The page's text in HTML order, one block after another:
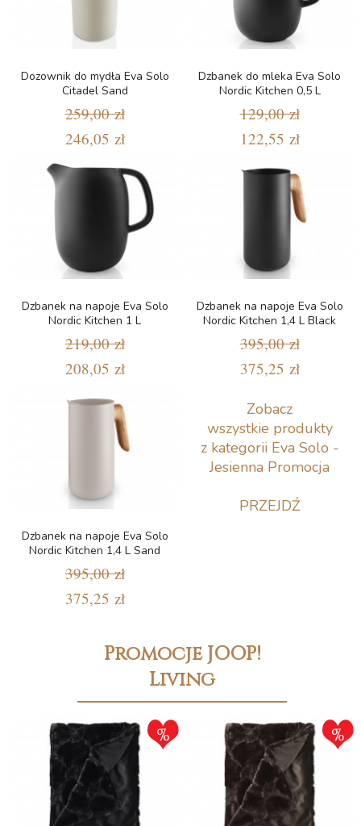
Dozownik do mydła Eva Solo
Citadel Sand
259,00 zł
246,05 zł
Dzbanek do mleka Eva Solo
Nordic Kitchen 0,5 L
129,00 zł
122,55 zł
Dzbanek na napoje Eva Solo
Nordic Kitchen 1 L
219,00 zł
208,05 zł
Dzbanek na napoje Eva Solo
Nordic Kitchen 1,4 L Black
395,00 zł
375,25 zł
Dzbanek na napoje Eva Solo
Nordic Kitchen 1,4 L Sand
395,00 zł
375,25 zł
Zobacz
wszystkie produkty
z kategorii Eva Solo -
Jesienna Promocja
PRZEJDŹ
Promocje JOOP!
Living